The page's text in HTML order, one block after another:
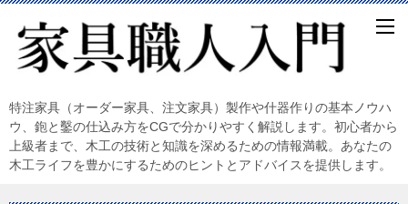
特注家具（オーダー家具、注文家具）製作や什器作りの基本ノウハ
ウ、鉋と鑿の仕込み方をCGで分かりやすく解説します。初心者から
上級者まで、木工の技術と知識を深めるための情報満載。あなたの
木工ライフを豊かにするためのヒントとアドバイスを提供します。